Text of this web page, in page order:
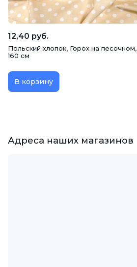
12,40 руб.
Польский хлопок, Горох на песочном,
160 см
В корзину
Адреса наших магазинов